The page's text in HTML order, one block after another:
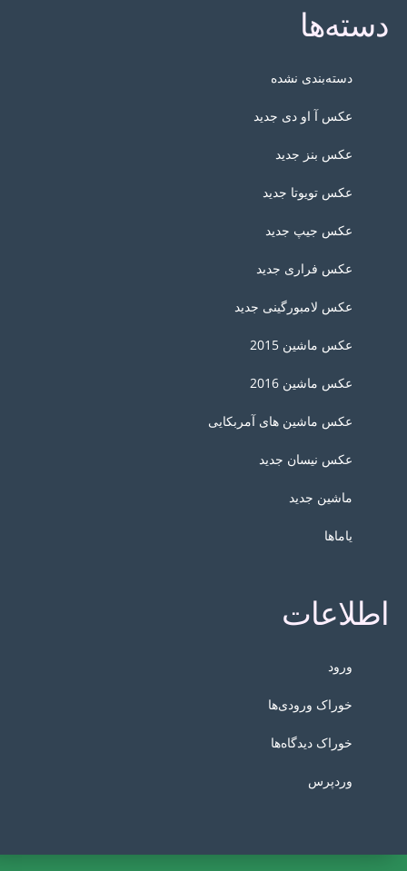
دسته‌ها
دسته‌بندی نشده
عکس آ او دی جدید
عکس بنز جدید
عکس تویوتا جدید
عکس جیپ جدید
عکس فراری جدید
عکس لامبورگینی جدید
عکس ماشین 2015
عکس ماشین 2016
عکس ماشین های آمربکایی
عکس نیسان جدید
ماشین جدید
یاماها
اطلاعات
ورود
خوراک ورودی‌ها
خوراک دیدگاه‌ها
وردپرس